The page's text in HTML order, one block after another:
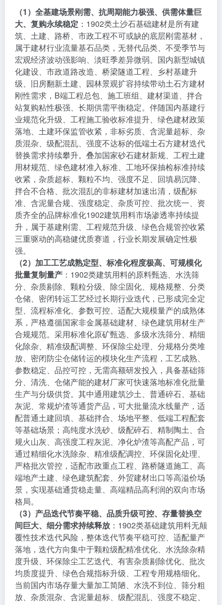
（1）全基建场景刚需、抗周期能力极强、供需体量巨
大、复购永续稳定 ：1902类土沙石基础建材是所有建
筑、土建、路桥、市政工程不可或缺的底层刚需基材，
属于建材行业流量基石品类，无替代品类、不受季节与
宏观经济波动强影响、淡旺季差异微弱。国内新型城镇
化建设、市政道路改造、桥梁隧道工程、乡村基建升
级、旧房翻新土建、园林景观扩容持续带动土石方建材
刚性需求，B端工程总包、施工班组、建材渠道、拌合
站复购粘性极强、长期供需平衡稳定。伴随国内基建行
业规范化升级、工程施工验收标准提升、绿色建材政策
落地、土建环保监管收紧，非标劣质、含泥量超标、杂
质混杂、级配混乱、强度不达标的低端土石方建材迭代
替换需求持续攀升。叠加国家砂石建材新规、工程土建
用材规范、绿色建材准入标准、工地环保抽检标准持续
收紧，杂质超标、颗粒不均、强度不足、回填易沉降、
拌合不合格、批次混乱的非标建材加速出清，级配标
准、含泥量合规、强度稳定、杂质可控、批次统一、资
质齐全的品牌标准化1902建筑用料市场渗透率持续提
升，属于基建刚需、工程规范升级、绿色合规管控收紧
三重驱动的高稳健优质赛道，行业长期发展确定性极
强。
（2）加工工艺成熟定型、标准化程度极高、可规模化
批量复制量产 ：1902类建筑用料的原料甄选、水洗筛
分、杂质剔除、颗粒分级、除尘固化、规格规整、分类
仓储、密闭转运工艺经过长期行业迭代，已形成完全定
型、流程标准化、参数可控、适配大规模量产的成熟体
系，严格遵循国家非金属基础建材、绿色建筑用材生产
合规规范。采用标准化原矿甄选、多级水洗筛分、精细
化除杂、精准级配调整、环保除尘处理、分规格分类堆
放、密闭防尘仓储转运的模块化生产流程，工艺成熟、
参数稳定、品控可控，无需高额研发投入，具备基础筛
分、清洗、仓储产能的建材厂家可快速落地标准化批量
生产与分级供货。其中通用建筑沙土、普通碎石、基础
灰泥、常规炉渣等通货产品，可大批量流水线量产，适
配普通土建回填、基础拌合、场地平整、低端工程配套
等基础场景；高纯度水洗砂、级配碎石、精制陶土、合
规火山灰、高强度工程灰泥、净化炉渣等高配产品，可
通过精细化水洗除杂、精准级配调控、环保固化处理、
严格批次管控，适配市政重点工程、路桥隧道施工、高
端地产土建、绿色建筑配套、外贸建材出口等高溢价场
景，实现基础通货稳走量、高端精品高利润的双向市场
格局。
（3）产品迭代节奏平稳、品质升级可控、存量替换空
间巨大、细分需求持续释放 ：1902类基础建筑用料无颠
覆性技术迭代风险，整体迭代节奏平稳可控、适配量产
落地，迭代方向集中于颗粒级配精准优化、水洗除杂精
度升级、环保除尘工艺迭代、有害杂质剔除优化、批次
均质度提升、绿色合规指标升级、工程专用规格细化。
当前国内市场存量大量加工简陋、水洗不到位、筛分粗
放、杂质混杂、含泥量超标、级配混乱、强度不稳定、